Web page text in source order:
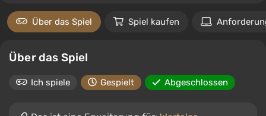
Über das Spiel Spiel kaufen
Über das Spiel
Ich spiele Gespielt Abgeschlossen